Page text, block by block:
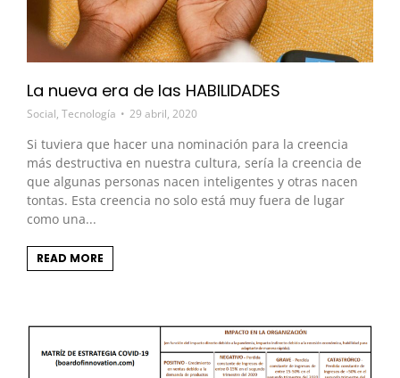
La nueva era de las HABILIDADES
Social, Tecnología 29 abril, 2020
Si tuviera que hacer una nominación para la creencia
más destructiva en nuestra cultura, sería la creencia de
que algunas personas nacen inteligentes y otras nacen
tontas. Esta creencia no solo está muy fuera de lugar
como una...
READ MORE